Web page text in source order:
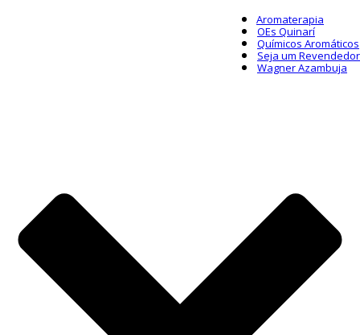
Aromaterapia
OEs Quinarí
Químicos Aromáticos
Seja um Revendedor
Wagner Azambuja